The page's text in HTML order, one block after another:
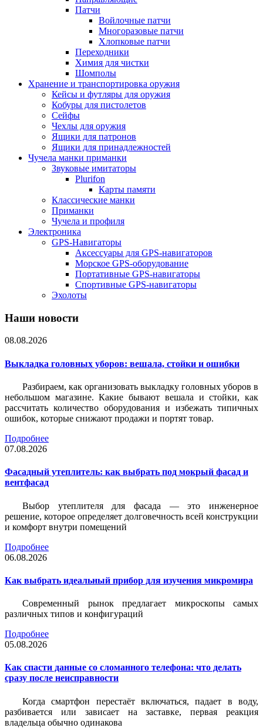
Патчи
Войлочные патчи
Многоразовые патчи
Хлопковые патчи
Переходники
Химия для чистки
Шомполы
Хранение и транспортировка оружия
Кейсы и футляры для оружия
Кобуры для пистолетов
Сейфы
Чехлы для оружия
Ящики для патронов
Ящики для принадлежностей
Чучела манки приманки
Звуковые имитаторы
Plurifon
Карты памяти
Классические манки
Приманки
Чучела и профиля
Электроника
GPS-Навигаторы
Аксессуары для GPS-навигаторов
Морское GPS-оборудование
Портативные GPS-навигаторы
Спортивные GPS-навигаторы
Эхолоты
Наши новости
08.08.2026
Выкладка головных уборов: вешала, стойки и ошибки
Разбираем, как организовать выкладку головных уборов в
небольшом магазине. Какие бывают вешала и стойки, как
рассчитать количество оборудования и избежать типичных
ошибок, которые снижают продажи и портят товар.
Подробнее
07.08.2026
Фасадный утеплитель: как выбрать под мокрый фасад и
вентфасад
Выбор утеплителя для фасада — это инженерное
решение, которое определяет долговечность всей конструкции
и комфорт внутри помещений
Подробнее
06.08.2026
Как выбрать идеальный прибор для изучения микромира
Современный рынок предлагает микроскопы самых
различных типов и конфигураций
Подробнее
05.08.2026
Как спасти данные со сломанного телефона: что делать
сразу после неисправности
Когда смартфон перестаёт включаться, падает в воду,
разбивается или зависает на заставке, первая реакция
владельца обычно одинакова